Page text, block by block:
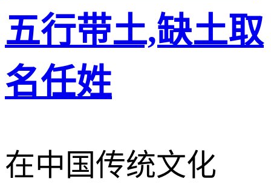
五行带土,缺土取
名任姓
在中国传统文化